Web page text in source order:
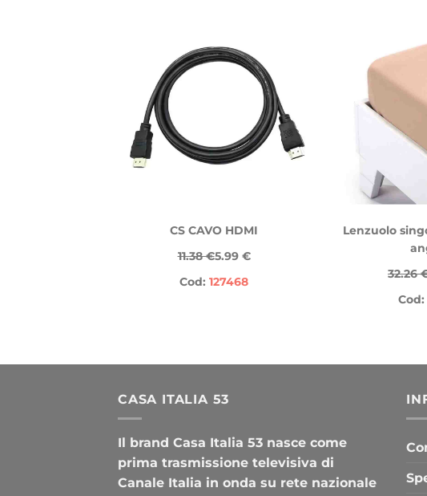
CS CAVO HDMI
11.38 €5.99 €
Cod: 127468
Lenzuolo
32.26
Cod:
CASA ITALIA 53
Il brand Casa Italia 53 nasce come
prima trasmissione televisiva di
Canale Italia in onda su rete nazionale